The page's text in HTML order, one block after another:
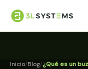
Inicio Blog ¿Qué es un